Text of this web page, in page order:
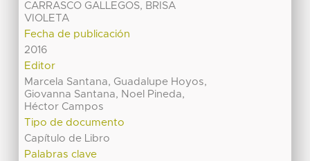
CARRASCO GALLEGOS, BRISA
VIOLETA
Fecha de publicación
2016
Editor
Marcela Santana, Guadalupe Hoyos,
Giovanna Santana, Noel Pineda,
Héctor Campos
Tipo de documento
Capítulo de Libro
Palabras clave